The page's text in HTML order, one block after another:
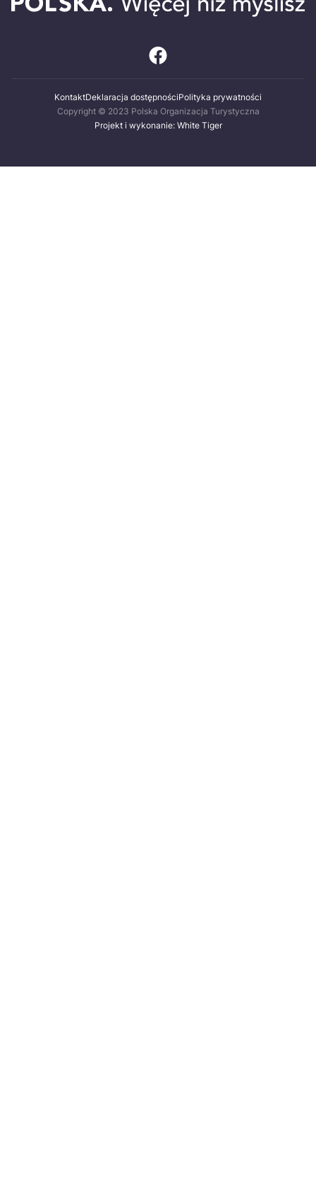
KontaktDeklaracja dostępnościPolityka prywatności
Copyright © 2023 Polska Organizacja Turystyczna
Projekt i wykonanie: White Tiger